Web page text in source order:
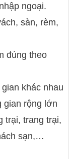
ngoại.
sàn, rèm,
đúng theo
khác nhau
gian rộng lớn
trại, trang trại,
sạn,…